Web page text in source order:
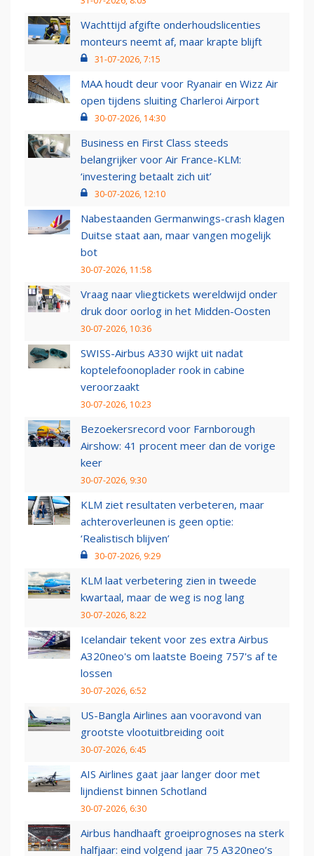
Wachttijd afgifte onderhoudslicenties
monteurs neemt af, maar krapte blijft
31-07-2026, 7:15
MAA houdt deur voor Ryanair en Wizz Air
open tijdens sluiting Charleroi Airport
30-07-2026, 14:30
Business en First Class steeds
belangrijker voor Air France-KLM:
‘investering betaalt zich uit’
30-07-2026, 12:10
Nabestaanden Germanwings-crash klagen
Duitse staat aan, maar vangen mogelijk
bot
30-07-2026, 11:58
Vraag naar vliegtickets wereldwijd onder
druk door oorlog in het Midden-Oosten
30-07-2026, 10:36
SWISS-Airbus A330 wijkt uit nadat
koptelefoonoplader rook in cabine
veroorzaakt
30-07-2026, 10:23
Bezoekersrecord voor Farnborough
Airshow: 41 procent meer dan de vorige
keer
30-07-2026, 9:30
KLM ziet resultaten verbeteren, maar
achteroverleunen is geen optie:
‘Realistisch blijven’
30-07-2026, 9:29
KLM laat verbetering zien in tweede
kwartaal, maar de weg is nog lang
30-07-2026, 8:22
Icelandair tekent voor zes extra Airbus
A320neo's om laatste Boeing 757's af te
lossen
30-07-2026, 6:52
US-Bangla Airlines aan vooravond van
grootste vlootuitbreiding ooit
30-07-2026, 6:45
AIS Airlines gaat jaar langer door met
lijndienst binnen Schotland
30-07-2026, 6:30
Airbus handhaaft groeiprognoses na sterk
halfjaar: eind volgend jaar 75 A320neo’s